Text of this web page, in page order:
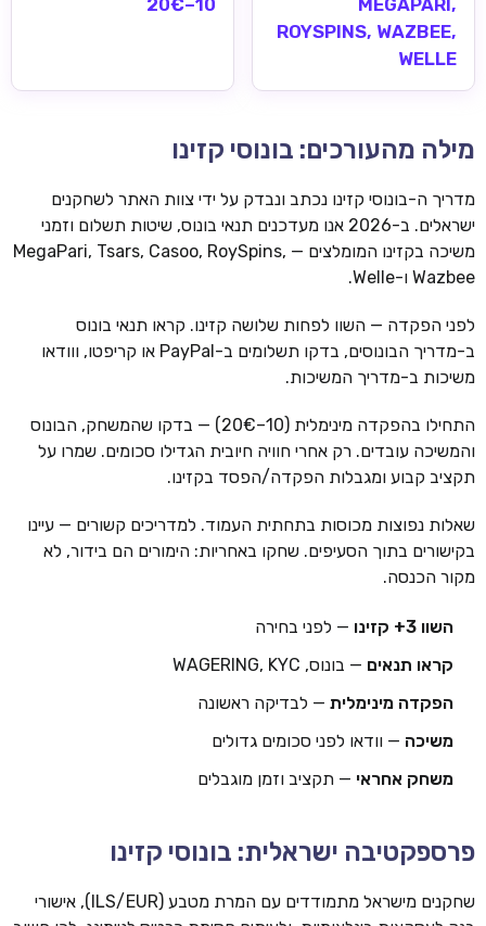
ROYSPINS, WAZBEE,
WELLE
מילה מהעורכים: בונוסי קזינו
מדריך ה-בונוסי קזינו נכתב ונבדק על ידי צוות האתר לשחקנים
ישראלים. ב-2026 אנו מעדכנים תנאי בונוס, שיטות תשלום וזמני
משיכה בקזינו המומלצים — MegaPari, Tsars, Casoo, RoySpins,
Wazbee ו-Welle.
לפני הפקדה — השוו לפחות שלושה קזינו. קראו תנאי בונוס
ב-מדריך הבונוסים, בדקו תשלומים ב-PayPal או קריפטו, ווודאו
משיכות ב-מדריך המשיכות.
התחילו בהפקדה מינימלית (10–20€) — בדקו שהמשחק, הבונוס
והמשיכה עובדים. רק אחרי חוויה חיובית הגדילו סכומים. שמרו על
תקציב קבוע ומגבלות הפקדה/הפסד בקזינו.
שאלות נפוצות מכוסות בתחתית העמוד. למדריכים קשורים — עיינו
בקישורים בתוך הסעיפים. שחקו באחריות: הימורים הם בידור, לא
מקור הכנסה.
השוו 3+ קזינו
— לפני בחירה
קראו תנאים — בונוס, WAGERING, KYC
הפקדה מינימלית — לבדיקה ראשונה
משיכה — וודאו לפני סכומים גדולים
משחק אחראי — תקציב וזמן מוגבלים
פרספקטיבה ישראלית: בונוסי קזינו
שחקנים מישראל מתמודדים עם המרת מטבע (ILS/EUR), אישורי